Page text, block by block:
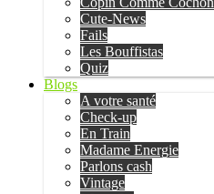
Cute-News
Fails
Les Bouffistas
Quiz
Blogs
A votre santé
Check-up
En Train
Madame Energie
Parlons cash
Vintage